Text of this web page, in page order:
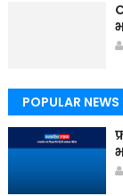
POPULAR NEWS